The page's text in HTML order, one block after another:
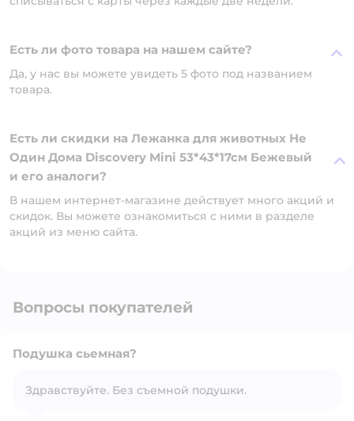
Есть ли фото товара на нашем сайте?
Да, у нас вы можете увидеть 5 фото под названием
товара.
Есть ли скидки на Лежанка для животных Не
Один Дома Discovery Mini 53*43*17см Бежевый
и его аналоги?
В нашем интернет-магазине действует много акций и
скидок. Вы можете ознакомиться с ними в разделе
акций из меню сайта.
Вопросы покупателей
Открыть вопрос
Подушка сьемная?
Здравствуйте. Без съемной подушки.